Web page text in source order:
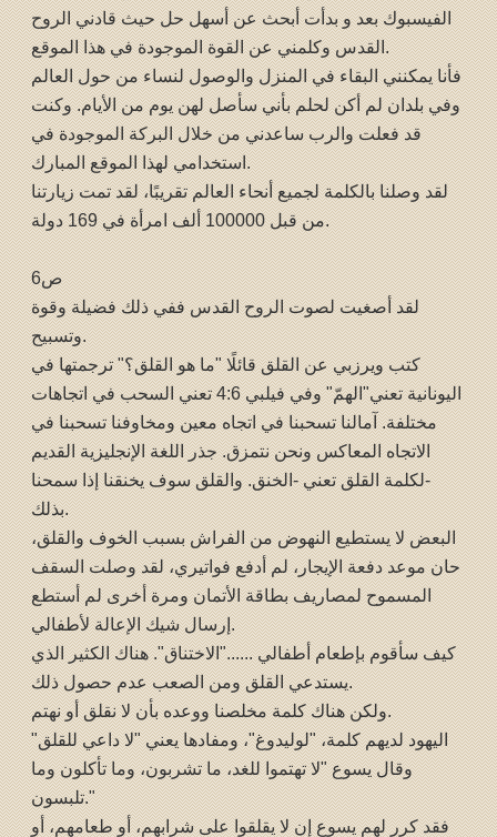
الفيسبوك بعد و بدأت أبحث عن أسهل حل حيث قادني الروح
القدس وكلمني عن القوة الموجودة في هذا الموقع.
فأنا يمكنني البقاء في المنزل والوصول لنساء من حول العالم
وفي بلدان لم أكن لحلم بأني سأصل لهن يوم من الأيام. وكنت
قد فعلت والرب ساعدني من خلال البركة الموجودة في
استخدامي لهذا الموقع المبارك.
لقد وصلنا بالكلمة لجميع أنحاء العالم تقريبًا، لقد تمت زيارتنا
من قبل 100000 ألف امرأة في 169 دولة.
ص6
لقد أصغيت لصوت الروح القدس ففي ذلك فضيلة وقوة
وتسبيح.
كتب ويرزبي عن القلق قائلًا "ما هو القلق؟" ترجمتها في
اليونانية تعني"الهمّ" وفي فيلبي 4:6 تعني السحب في اتجاهات
مختلفة. آمالنا تسحبنا في اتجاه معين ومخاوفنا تسحبنا في
الاتجاه المعاكس ونحن نتمزق. جذر اللغة الإنجليزية القديم
-لكلمة القلق تعني -الخنق. والقلق سوف يخنقنا إذا سمحنا
بذلك.
البعض لا يستطيع النهوض من الفراش بسبب الخوف والقلق،
حان موعد دفعة الإيجار، لم أدفع فواتيري، لقد وصلت السقف
المسموح لمصاريف بطاقة الأتمان ومرة أخرى لم أستطع
إرسال شيك الإعالة لأطفالي.
كيف سأقوم بإطعام أطفالي ......"الاختناق". هناك الكثير الذي
يستدعي القلق ومن الصعب عدم حصول ذلك.
ولكن هناك كلمة مخلصنا ووعده بأن لا نقلق أو نهتم.
اليهود لديهم كلمة، "لوليدوغ"، ومفادها يعني "لا داعي للقلق"
وقال يسوع "لا تهتموا للغد، ما تشربون، وما تأكلون وما
تلبسون."
فقد كرر لهم يسوع إن لا يقلقوا على شرابهم، أو طعامهم، أو